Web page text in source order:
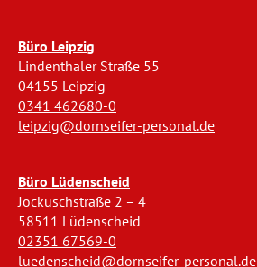
Büro Leipzig
Lindenthaler Straße 55
04155 Leipzig
0341 462680-0
leipzig@dornseifer-personal.de
Büro Lüdenscheid
Jockuschstraße 2 – 4
58511 Lüdenscheid
02351 67569-0
luedenscheid@dornseifer-personal.de